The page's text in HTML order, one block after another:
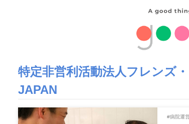
特定非営利活動法人フレンズ
JAPAN
#病院運